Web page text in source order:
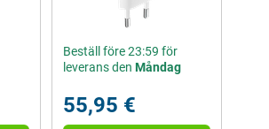
Beställ före 23:59 för
leverans den Måndag
55,95 €